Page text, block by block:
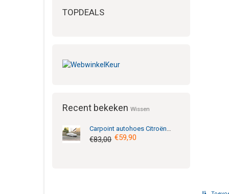
TOPDEALS
Recent bekeken Wissen
Carpoint autohoes Citroën C1 Ultimate Protection S
€83,00 €59,90